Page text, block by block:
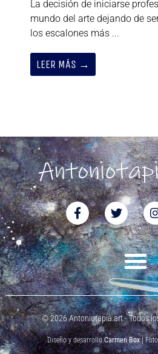
La decisión de iniciarse
mundo del arte dejando de
los escalones más ...
LEER MÁS →
© 2026 Antoniotapia.art - Todos
Diseño y desarrolloCarmen Box|